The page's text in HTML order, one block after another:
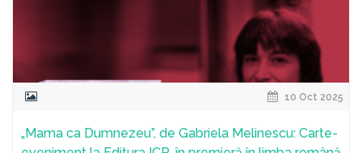
10 Oct 2025
„Mama ca Dumnezeu”, de Gabriela Melinescu: Carte-